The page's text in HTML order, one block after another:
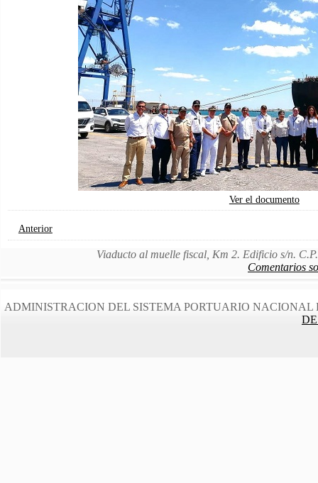
Ver el documento
Anterior
Viaducto al muelle fiscal, Km 2. Edificio s/n.
Comentarios
ADMINISTRACION DEL SISTEMA PORTUARIO NACIONAL